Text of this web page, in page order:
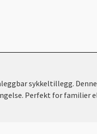
sykkeltillegg.
Perfekt for familier